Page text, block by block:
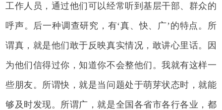
工作人员，通过他们可以经常听到基层干部、群众的
呼声。后一种调查研究，有‘真、快、广’的特点。所
谓真，就是他们敢于反映真实情况，敢讲心里话。因
为他们信得过你，知道你不会整他们。我就有这样一
些朋友。所谓快，就是当问题处于萌芽状态时，就能
够及时发现。所谓广，就是全国各省市各行各业，都